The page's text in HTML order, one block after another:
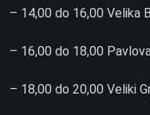
– 14,00 do 16,00 Velika
– 16,00 do 18,00
– 18,00 do 20,00 Veliki